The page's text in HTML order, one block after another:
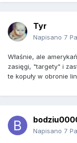
Tyr
Napisano 7
Właśnie, ale
zasięgi, "targety" i
te kopuły w obronie
Napisano 7